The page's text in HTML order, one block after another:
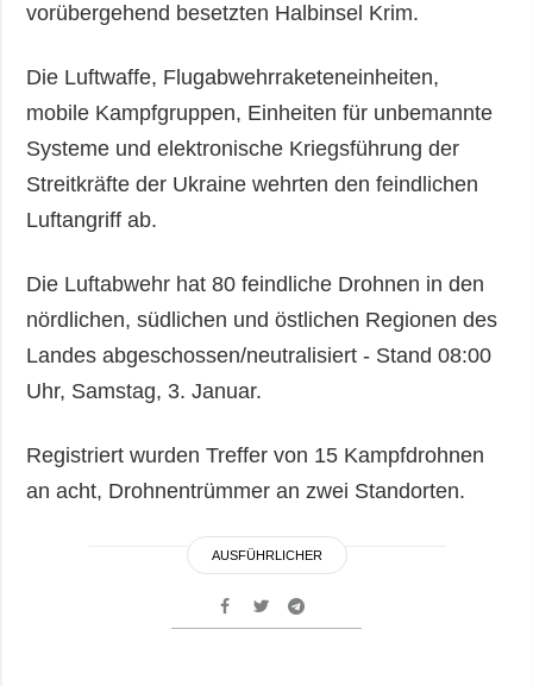
vorübergehend besetzten Halbinsel Krim.
Die Luftwaffe, Flugabwehrraketeneinheiten,
mobile Kampfgruppen, Einheiten für unbemannte
Systeme und elektronische Kriegsführung der
Streitkräfte der Ukraine wehrten den feindlichen
Luftangriff ab.
Die Luftabwehr hat 80 feindliche Drohnen in den
nördlichen, südlichen und östlichen Regionen des
Landes abgeschossen/neutralisiert - Stand 08:00
Uhr, Samstag, 3. Januar.
Registriert wurden Treffer von 15 Kampfdrohnen
an acht, Drohnentrümmer an zwei Standorten.
AUSFÜHRLICHER